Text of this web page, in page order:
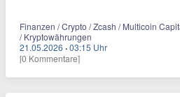
Finanzen / Crypto / Zcash / Multicoin
/ Kryptowährungen
21.05.2026 ·03:15 Uhr
[0 Kommentare]